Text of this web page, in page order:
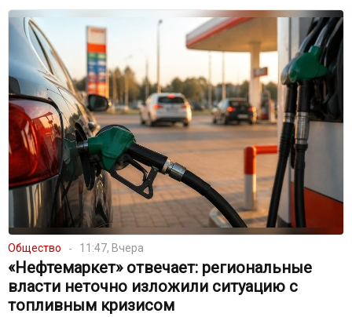
Общество 11:47, Вчера
«Нефтемаркет» отвечает: региональные
власти неточно изложили ситуацию с
топливным кризисом